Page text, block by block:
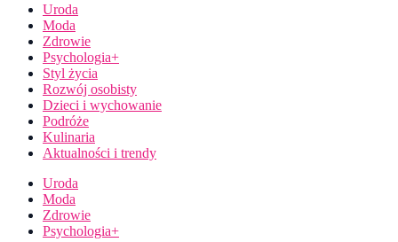
Uroda
Moda
Zdrowie
Psychologia+
Styl życia
Rozwój osobisty
Dzieci i wychowanie
Podróże
Kulinaria
Aktualności i trendy
Uroda
Moda
Zdrowie
Psychologia+